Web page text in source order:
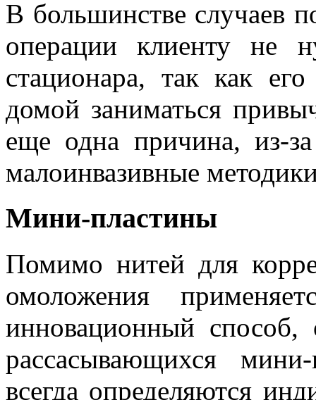
В большинстве случаев
операции клиенту не
стационара, так как
домой заниматься
еще одна причина, из-
малоинвазивные
Мини-пластины
Помимо нитей для
омоложения
инновационный способ,
рассасывающихся
всегда определяются